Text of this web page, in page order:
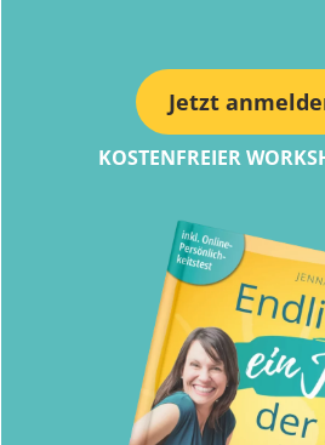
Jetzt
KOSTENFREIER